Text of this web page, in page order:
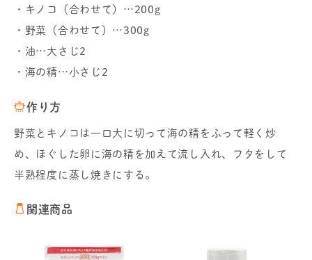
・キノコ（合わせて）…200g
・野菜（合わせて）…300g
・油…大さじ2
・海の精…小さじ2
作り方
野菜とキノコは一口大に切って海の精をふって軽く炒
め、ほぐした卵に海の精を加えて流し入れ、フタをして
半熟程度に蒸し焼きにする。
関連商品